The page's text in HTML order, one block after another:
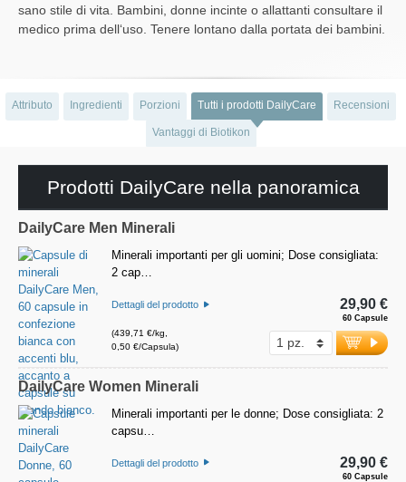
sano stile di vita. Bambini, donne incinte o allattanti consultare il
medico prima dell‘uso. Tenere lontano dalla portata dei bambini.
Attributo Ingredienti Porzioni Tutti i prodotti DailyCare Recensioni
Vantaggi di Biotikon
Prodotti DailyCare nella panoramica
DailyCare Men Minerali
Minerali importanti per gli uomini; Dose consigliata:
2 cap…
Dettagli del prodotto
(439,71 €/kg,
0,50 €/Capsula)
60 Capsule
29,90 €
DailyCare Women Minerali
Minerali importanti per le donne; Dose consigliata: 2
capsu…
Dettagli del prodotto
60 Capsule
29,90 €